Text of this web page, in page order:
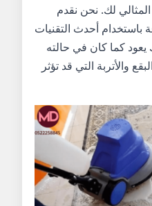
لك. نحن نقدم
أحدث التقنيات
كما كان في حالته
والأتربة التي قد تؤثر